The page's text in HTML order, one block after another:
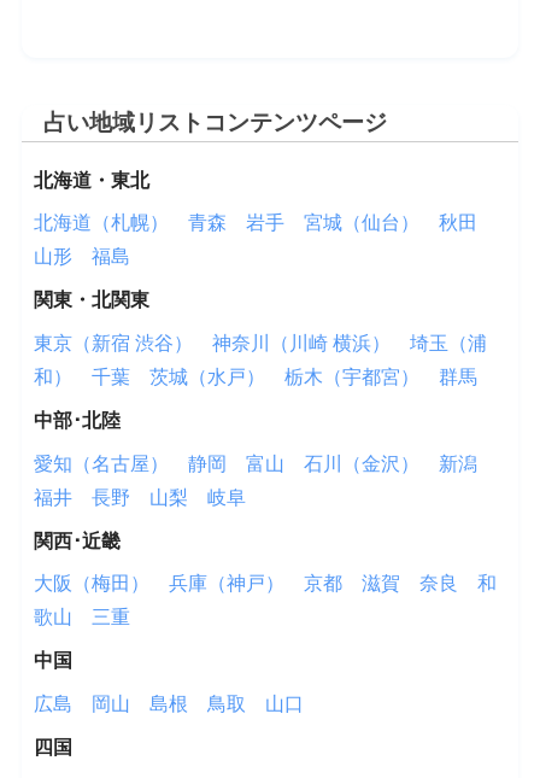
占い地域リストコンテンツページ
北海道・東北
北海道（札幌） 青森 岩手 宮城（仙台）
秋田
山形
福島
関東・北関東
東京（新宿 渋谷） 神奈川（川崎 横浜）
埼玉（浦
和）
千葉 茨城（水戸） 栃木（宇都宮） 群馬
中部･北陸
愛知（名古屋） 静岡 富山 石川（金沢）
新潟
福井
長野 山梨 岐阜
関西･近畿
大阪（梅田） 兵庫（神戸） 京都 滋賀 奈良
和
歌山
三重
中国
広島 岡山 島根 鳥取 山口
四国